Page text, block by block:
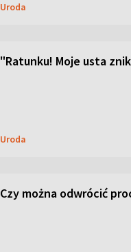
Uroda
"Ratunku! Moje usta
Uroda
Czy można odwrócić